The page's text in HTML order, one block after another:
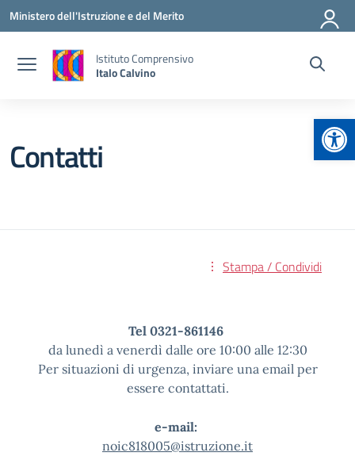
Vai ai contenuti
Vai al menu di navigazione
Vai al footer
Ministero dell'Istruzione e del Merito
Istituto Comprensivo
Italo Calvino
Contatti
Stampa / Condividi
Tel 0321-861146
da lunedì a venerdì dalle ore 10:00 alle 12:30
Per situazioni di urgenza, inviare una email per
essere contattati.
e-mail:
noic818005@istruzione.it